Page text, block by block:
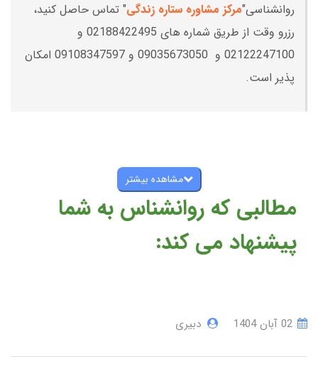
روانشناسی"مرکز مشاوره ستاره زندگی" تماس حاصل کنید،
رزرو وقت از طریق شماره های 02188422495 و
02122247100 و 09035673050 و 09108347597 امکان
پذیر است.
مشاهده بیشتر
مطالبی که روانشناس به شما
پیشنهاد می کند:
دبیری